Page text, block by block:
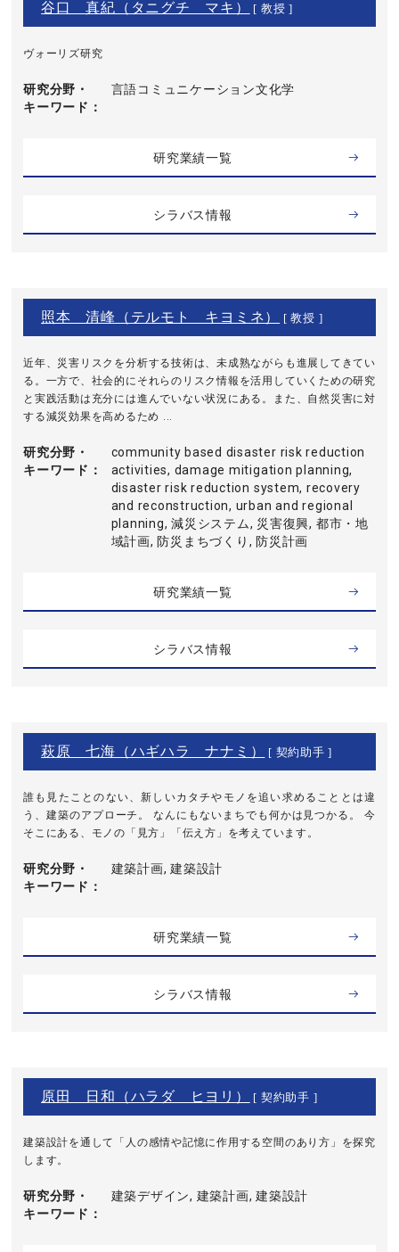
谷口 真紀（タニグチ マキ） [ 教授 ]
ヴォーリズ研究
研究分野・
キーワード
言語コミュニケーション文化学
研究業績一覧
シラバス情報
照本 清峰（テルモト キヨミネ） [ 教授 ]
近年、災害リスクを分析する技術は、未成熟ながらも進展してきてい
る。一方で、社会的にそれらのリスク情報を活用していくための研究
と実践活動は充分には進んでいない状況にある。また、自然災害に対
する減災効果を高めるため ...
研究分野・
キーワード
community based disaster risk reduction
activities, damage mitigation planning,
disaster risk reduction system, recovery
and reconstruction, urban and regional
planning, 減災システム, 災害復興, 都市・地
域計画, 防災まちづくり, 防災計画
研究業績一覧
シラバス情報
萩原 七海（ハギハラ ナナミ） [ 契約助手 ]
誰も見たことのない、新しいカタチやモノを追い求めることとは違
う、建築のアプローチ。 なんにもないまちでも何かは見つかる。 今
そこにある、モノの「見方」「伝え方」を考えています。
研究分野・
キーワード
建築計画, 建築設計
研究業績一覧
シラバス情報
原田 日和（ハラダ ヒヨリ） [ 契約助手 ]
建築設計を通して「人の感情や記憶に作用する空間のあり方」を探究
します。
研究分野・
キーワード
建築デザイン, 建築計画, 建築設計